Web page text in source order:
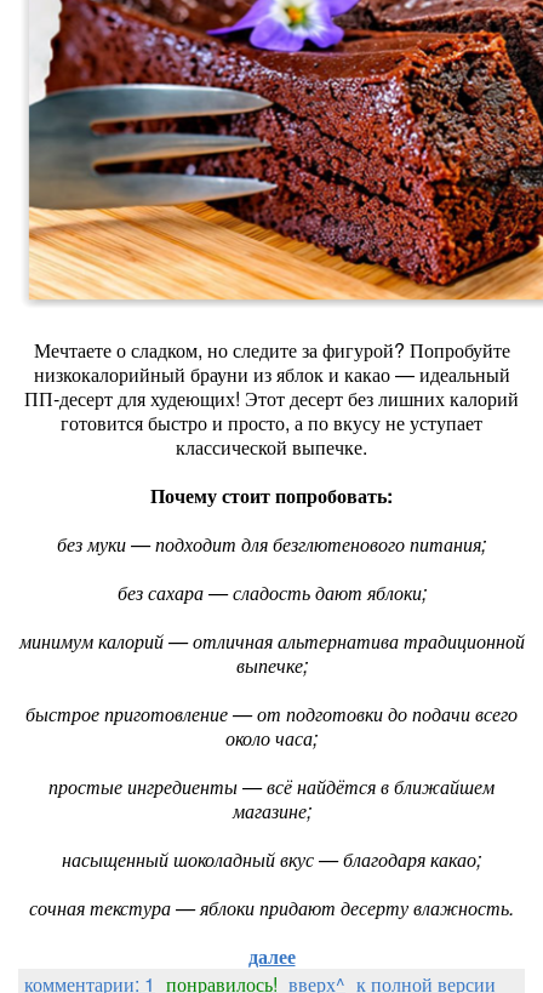
Мечтаете о сладком, но следите за фигурой? Попробуйте
низкокалорийный брауни из яблок и какао — идеальный
ПП‑десерт для худеющих! Этот десерт без лишних калорий
готовится быстро и просто, а по вкусу не уступает
классической выпечке.
Почему стоит попробовать:
без муки — подходит для безглютенового питания;
без сахара — сладость дают яблоки;
минимум калорий — отличная альтернатива традиционной
выпечке;
быстрое приготовление — от подготовки до подачи всего
около часа;
простые ингредиенты — всё найдётся в ближайшем
магазине;
насыщенный шоколадный вкус — благодаря какао;
сочная текстура — яблоки придают десерту влажность.
далее
комментарии: 1 понравилось! вверх^ к полной версии